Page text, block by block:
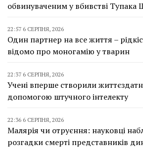
обвинуваченим у вбивстві Тупака
22:57 6 СЕРПНЯ, 2026
Один партнер на все життя –
відомо про моногамію у тварин
22:37 6 СЕРПНЯ, 2026
Учені вперше створили
допомогою штучного інтелекту
22:36 6 СЕРПНЯ, 2026
Малярія чи отруєння: науковці
розгадки смерті представників